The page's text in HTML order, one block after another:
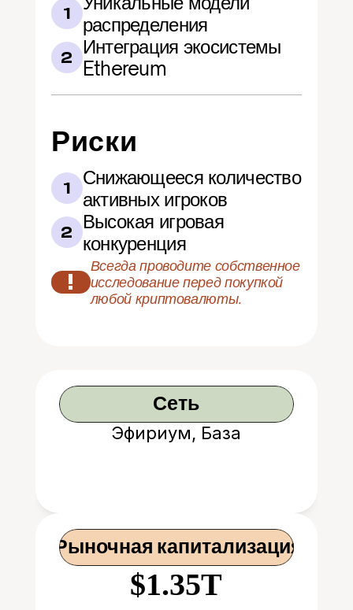
1
распределения
2
Интеграция экосистемы
Ethereum
Риски
1
Снижающееся количество
активных игроков
2
Высокая игровая
конкуренция
!
Всегда проводите собственное
исследование перед покупкой
любой криптовалюты.
Сеть
Эфириум, База
Рыночная капитализация
$1.35T